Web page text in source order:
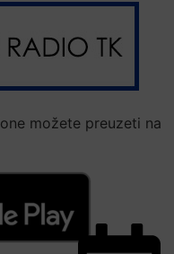
možete preuzeti na